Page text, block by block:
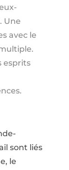
Une
avec le
esprits
sont liés
le